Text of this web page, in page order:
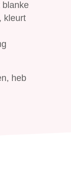
blanke
kleurt
heb